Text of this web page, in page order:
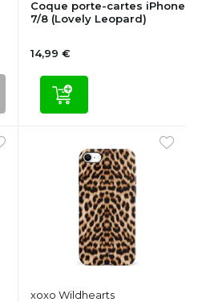
Coque porte-cartes iPhone
7/8 (Lovely Leopard)
14,99 €
xoxo Wildhearts